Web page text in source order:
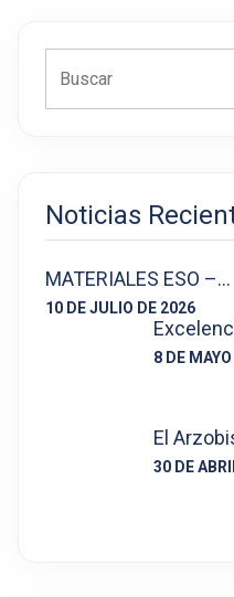
Noticias
MATERIALES ESO –…
10 DE JULIO DE 2026
8 DE
El
30 DE